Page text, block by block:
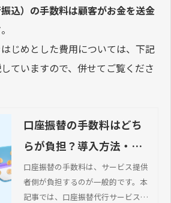
込）の手数料は顧客がお金を送金
。
じめとした費用については、下記
ていますので、併せてご覧くださ
口座振替の手数料はどち
らが負担？導入方法・費
用・メリットを解説
口座振替の手数料は、サービス提供
者側が負担するのが一般的です。本
記事では、口座振替代行サービスの